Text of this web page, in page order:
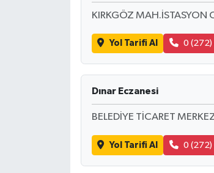
KIRKGÖZ MAH.İSTASYON
Yol Tarifi Al 0 (272)
Dınar Eczanesi
BELEDİYE TİCARET
Yol Tarifi Al 0 (272)